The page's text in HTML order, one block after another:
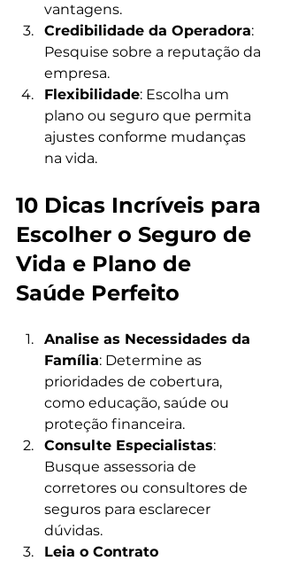
vantagens.
Credibilidade da Operadora:
Pesquise sobre a reputação da
empresa.
Flexibilidade: Escolha um
plano ou seguro que permita
ajustes conforme mudanças
na vida.
10 Dicas Incríveis para
Escolher o Seguro de
Vida e Plano de
Saúde Perfeito
Analise as Necessidades da
Família: Determine as
prioridades de cobertura,
como educação, saúde ou
proteção financeira.
Consulte Especialistas:
Busque assessoria de
corretores ou consultores de
seguros para esclarecer
dúvidas.
Leia o Contrato